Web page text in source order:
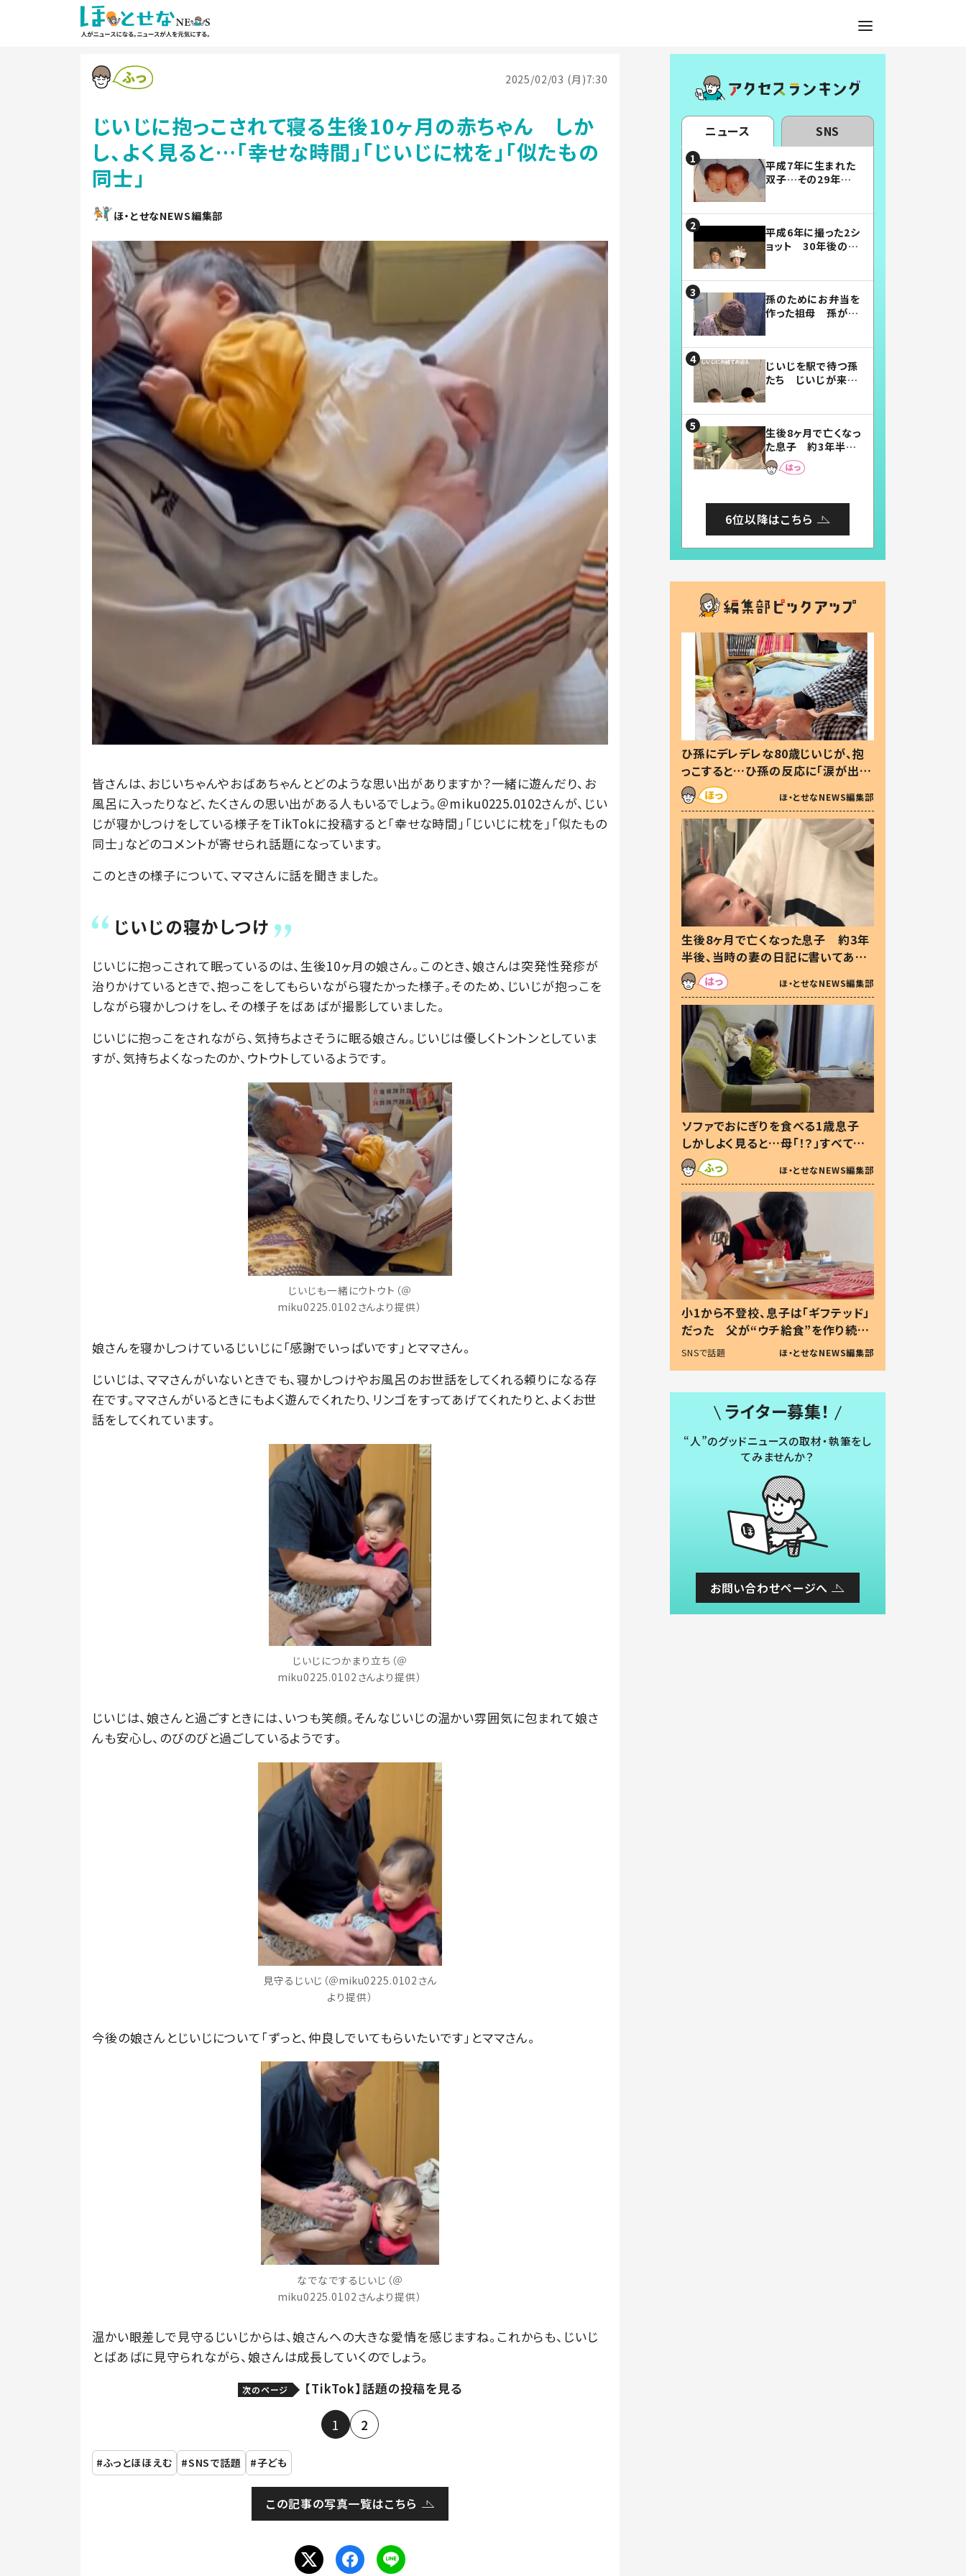
2025/02/03 (月)7:30
じいじに抱っこされて寝る生後10ヶ月の赤ちゃん しか
し、よく見ると…「幸せな時間」「じいじに枕を」「似たもの
同士」
ほ・とせなNEWS編集部
皆さんは、おじいちゃんやおばあちゃんとどのような思い出がありますか？一緒に遊んだり、お
風呂に入ったりなど、たくさんの思い出がある人もいるでしょう。＠miku0225.0102さんが、じい
じが寝かしつけをしている様子をTikTokに投稿すると「幸せな時間」「じいじに枕を」「似たもの
同士」などのコメントが寄せられ話題になっています。
このときの様子について、ママさんに話を聞きました。
じいじの寝かしつけ
じいじに抱っこされて眠っているのは、生後10ヶ月の娘さん。このとき、娘さんは突発性発疹が
治りかけているときで、抱っこをしてもらいながら寝たかった様子。そのため、じいじが抱っこを
しながら寝かしつけをし、その様子をばあばが撮影していました。
じいじに抱っこをされながら、気持ちよさそうに眠る娘さん。じいじは優しくトントンとしていま
すが、気持ちよくなったのか、ウトウトしているようです。
じいじも一緒にウトウト（＠
miku0225.0102さんより提供）
娘さんを寝かしつけているじいじに「感謝でいっぱいです」とママさん。
じいじは、ママさんがいないときでも、寝かしつけやお風呂のお世話をしてくれる頼りになる存
在です。ママさんがいるときにもよく遊んでくれたり、リンゴをすってあげてくれたりと、よくお世
話をしてくれています。
じいじにつかまり立ち（＠
miku0225.0102さんより提供）
じいじは、娘さんと過ごすときには、いつも笑顔。そんなじいじの温かい雰囲気に包まれて娘さ
んも安心し、のびのびと過ごしているようです。
見守るじいじ（＠miku0225.0102さん
より提供）
今後の娘さんとじいじについて「ずっと、仲良しでいてもらいたいです」とママさん。
なでなでするじいじ（＠
miku0225.0102さんより提供）
温かい眼差しで見守るじいじからは、娘さんへの大きな愛情を感じますね。これからも、じいじ
とばあばに見守られながら、娘さんは成長していくのでしょう。
次のページ 【TikTok】話題の投稿を見る
1 2
ふっとほほえむ SNSで話題 子ども
この記事の写真一覧はこちら
ニュース SNS
平成7年に生まれた
双子…その29年後
平成6年に撮った2シ
ョット 30年後の姿
孫のためにお弁当を
作った祖母 孫が絶
じいじを駅で待つ孫
たち じいじが来た
まらない」「幸せにな
れる」
生後8ヶ月で亡くなっ
た息子 約3年半
後、当時の妻の日記
に書いてあった本音
6位以降はこちら
ひ孫にデレデレな80歳じいじが、抱
っこすると…ひ孫の反応に「涙が出ま
した」「可愛くて仕方ない」
ほ・とせなNEWS編集部
生後8ヶ月で亡くなった息子 約3年
半後、当時の妻の日記に書いてあっ
た本音とは
ほ・とせなNEWS編集部
ソファでおにぎりを食べる1歳息子
しかしよく見ると…母「！？」すべてを
察した母の投稿に「可愛いから許
す！」「現行犯〜」
ほ・とせなNEWS編集部
小1から不登校、息子は「ギフテッド」
だった 父が“ウチ給食”を作り続け
る理由とは #令和の親 #令和の子
SNSで話題 ほ・とせなNEWS編集部
ライター募集！
“人”のグッドニュースの取材・執筆をし
てみませんか？
お問い合わせページへ